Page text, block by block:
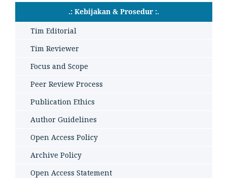
.: Kebijakan & Prosedur :.
Tim Editorial
Tim Reviewer
Focus and Scope
Peer Review Process
Publication Ethics
Author Guidelines
Open Access Policy
Archive Policy
Open Access Statement